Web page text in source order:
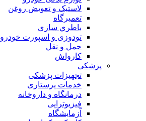
لاستیک و تعویض روغن
تعميرگاه
باطري سازي
تودوزی و اسپورت خودرو
حمل و نقل
کارواش
پزشکی
تجهیزات پزشکی
خدمات پرستاری
درمانگاه و داروخانه
فیزیوتراپی
آزمایشگاه